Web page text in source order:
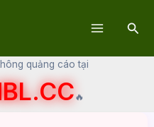
quảng cáo tại
🔥